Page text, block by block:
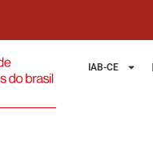
IAB-CE